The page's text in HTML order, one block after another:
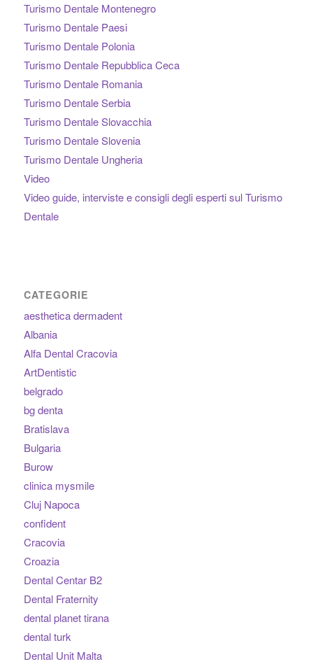
Turismo Dentale Montenegro
Turismo Dentale Paesi
Turismo Dentale Polonia
Turismo Dentale Repubblica Ceca
Turismo Dentale Romania
Turismo Dentale Serbia
Turismo Dentale Slovacchia
Turismo Dentale Slovenia
Turismo Dentale Ungheria
Video
Video guide, interviste e consigli degli esperti sul Turismo
Dentale
CATEGORIE
aesthetica dermadent
Albania
Alfa Dental Cracovia
ArtDentistic
belgrado
bg denta
Bratislava
Bulgaria
Burow
clinica mysmile
Cluj Napoca
confident
Cracovia
Croazia
Dental Centar B2
Dental Fraternity
dental planet tirana
dental turk
Dental Unit Malta